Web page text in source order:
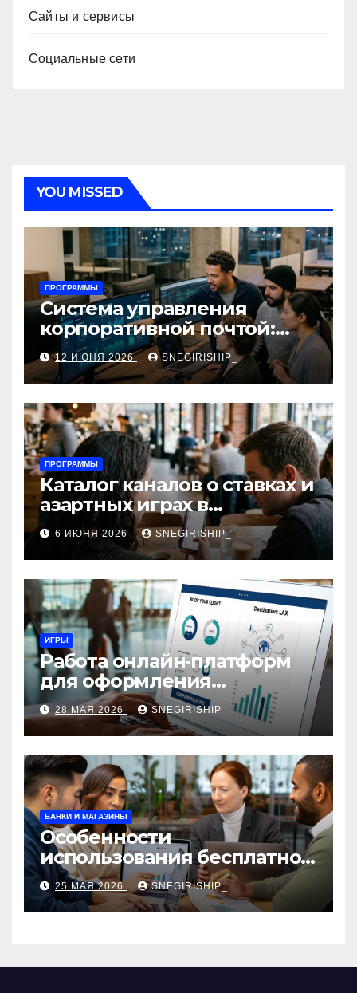
Сайты и сервисы
Социальные сети
YOU MISSED
ПРОГРАММЫ
Система управления
корпоративной почтой:
функции, безопасность и
интеграция
12 ИЮНЯ 2026 SNEGIRISHIP_
ПРОГРАММЫ
Каталог каналов о ставках и
азартных играх в
мессенджерах
6 ИЮНЯ 2026 SNEGIRISHIP_
ИГРЫ
Работа онлайн‑платформ
для оформления
авиабилетов: алгоритмы,
сборы и безопасность
28 МАЯ 2026 SNEGIRISHIP_
БАНКИ И МАГАЗИНЫ
Особенности
использования бесплатной
версии программ для
автоматизации и
управления предприятием
25 МАЯ 2026 SNEGIRISHIP_